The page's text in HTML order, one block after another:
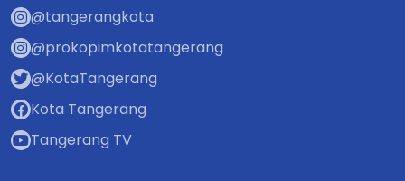
@tangerangkota
@prokopimkotatangerang
@KotaTangerang
Kota Tangerang
Tangerang TV